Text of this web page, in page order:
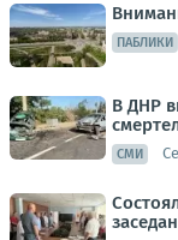
ПАБЛИКИ
В ДНР
СМИ